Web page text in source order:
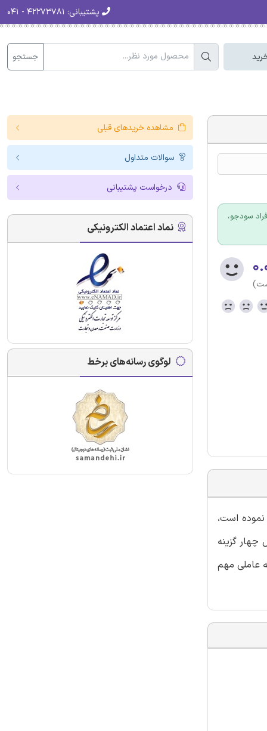
پشتیبانی:
جستجو
سودجو،
نموده است،
های استخدامی، 2648 سوال ویژه استخدامی ارتش جمهوری اسلامی و 874 سوال چهار گزینه
عاملی مهم
مشاهده خریدهای قبلی
سوالات متداول
درخواست پشتیبانی
نماد اعتماد الکترونیکی
لوگوی رسانه‌های برخط